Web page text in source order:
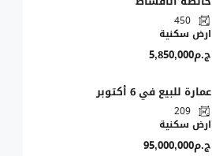
450
ارض سكنية
ج.م5,850,000
عمارة للبيع في 6 أكتوبر
209
ارض سكنية
ج.م95,000,000